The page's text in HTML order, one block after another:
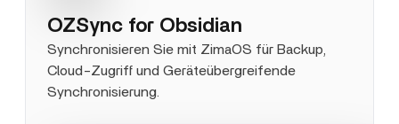
OZSync for Obsidian
Synchronisieren Sie mit ZimaOS für Backup,
Cloud-Zugriff und Geräteübergreifende
Synchronisierung.